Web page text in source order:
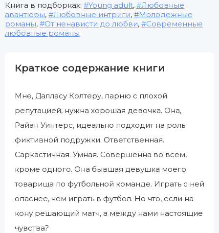
Книга в подборках: Young adult,
Любовные
авантюры, Любовные интриги,
Молодежные
романы, От ненависти до любви,
Современные
любовные романы
Краткое содержание книги
Мне, Далласу Колтеру, парню с плохой
репутацией, нужна хорошая девочка. Она,
Райан Уинтерс, идеально подходит на роль
фиктивной подружки. Ответственная.
Саркастичная. Умная. Совершенна во всем,
кроме одного. Она бывшая девушка моего
товарища по футбольной команде. Играть с ней
опаснее, чем играть в футбол. Но что, если на
кону решающий матч, а между нами настоящие
чувства?